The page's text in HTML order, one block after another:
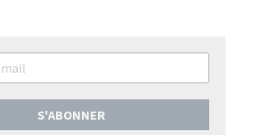
S'ABONNER